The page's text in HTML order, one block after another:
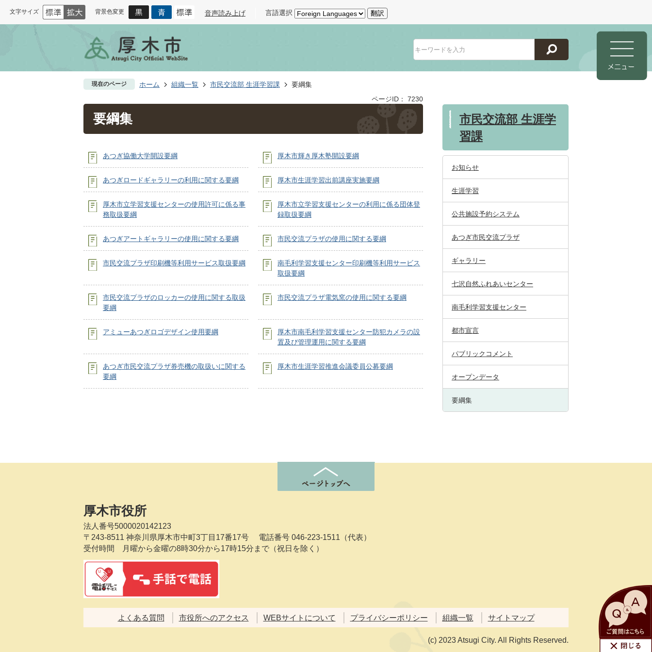
文字サイズ 背景色変更 音声読み上げ 言語選択 翻訳
現在のページ ホーム 組織一覧 市民交流部 生涯学習課
要綱集
ページID：
7230
要綱集
あつぎ協働大学開設要綱 厚木市輝き厚木塾開設要綱
あつぎロードギャラリーの利用に関する要綱 厚木市生涯学習出前講座実施要綱
厚木市立学習支援センターの使用許可に係る事
務取扱要綱
厚木市立学習支援センターの利用に係る団体登
録取扱要綱
あつぎアートギャラリーの使用に関する要綱 市民交流プラザの使用に関する要綱
市民交流プラザ印刷機等利用サービス取扱要綱
南毛利学習支援センター印刷機等利用サービス
取扱要綱
市民交流プラザのロッカーの使用に関する取扱
要綱
市民交流プラザ電気窯の使用に関する要綱
アミューあつぎロゴデザイン使用要綱
厚木市南毛利学習支援センター防犯カメラの設
置及び管理運用に関する要綱
あつぎ市民交流プラザ券売機の取扱いに関する
要綱
厚木市生涯学習推進会議委員公募要綱
市民交流部 生涯学
習課
お知らせ
生涯学習
公共施設予約システム
あつぎ市民交流プラザ
ギャラリー
七沢自然ふれあいセンター
南毛利学習支援センター
都市宣言
パブリックコメント
オープンデータ
要綱集
厚木市役所
法人番号5000020142123
〒243-8511 神奈川県厚木市中町3丁目17番17号
電話番号 046-223-1511（代表）
受付時間 月曜から金曜の8時30分から17時15分まで（祝日を除く）
よくある質問 市役所へのアクセス WEBサイトについて プライバシーポリシー 組織一覧 サイトマップ
(c) 2023 Atsugi City. All Rights Reserved.